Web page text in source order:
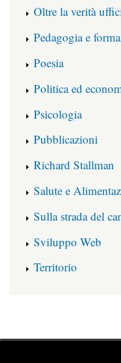
Oltre la verità
Pedagogia e
Poesia
Politica ed
Psicologia
Pubblicazioni
Richard Stallman
Salute e
Sulla strada del
Sviluppo Web
Territorio